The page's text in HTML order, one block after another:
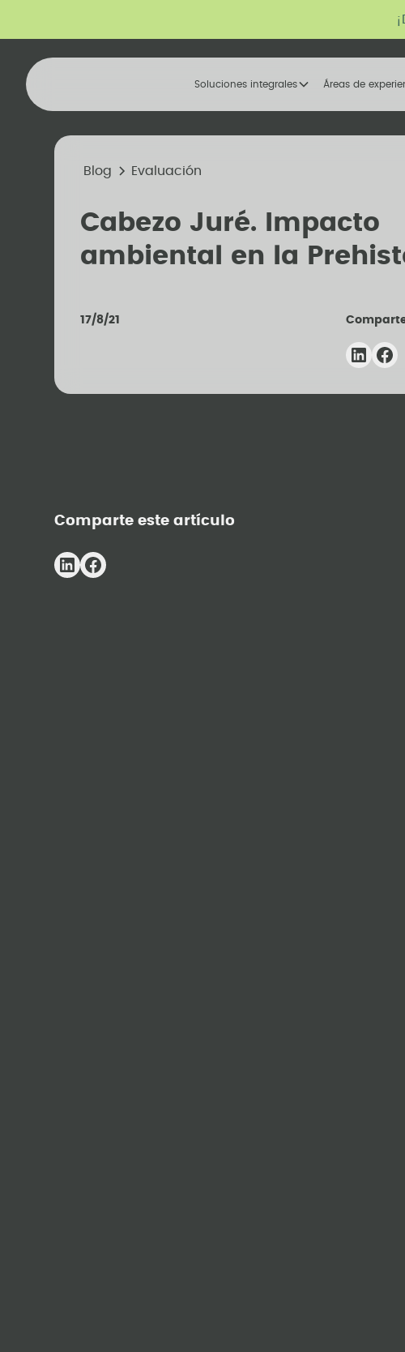
Soluciones integrales Áreas de
Blog Evaluación
Cabezo Juré. Impacto
ambiental en la
17/8/21
Comparte este artículo